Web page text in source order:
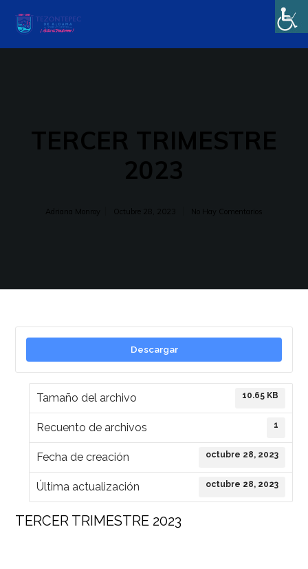
TERCER TRIMESTRE
2023
Adriana Monroy Octubre 28, 2023 No Hay Comentarios
Descargar
Tamaño del archivo 10.65 KB
Recuento de archivos 1
Fecha de creación octubre 28, 2023
Última actualización octubre 28, 2023
TERCER TRIMESTRE 2023